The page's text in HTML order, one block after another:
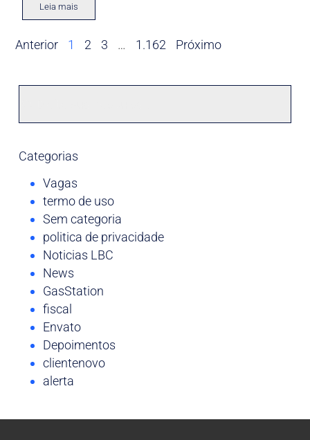
Leia mais
Anterior 1 2 3 … 1.162 Próximo
Categorias
Vagas
termo de uso
Sem categoria
politica de privacidade
Noticias LBC
News
GasStation
fiscal
Envato
Depoimentos
clientenovo
alerta